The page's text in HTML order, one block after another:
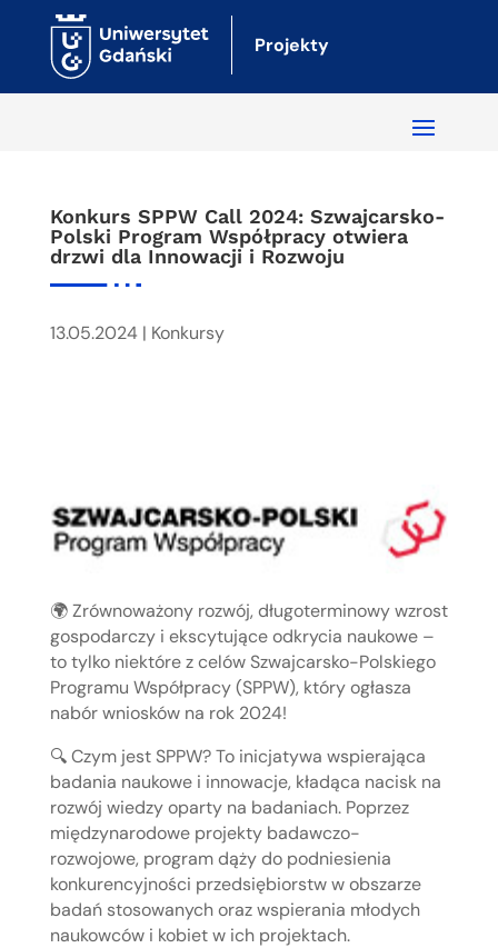
Projekty
Konkurs SPPW Call 2024: Szwajcarsko-
Polski Program Współpracy otwiera
drzwi dla Innowacji i Rozwoju
13.05.2024| Konkursy
🌍 Zrównoważony rozwój, długoterminowy wzrost
gospodarczy i ekscytujące odkrycia naukowe –
to tylko niektóre z celów Szwajcarsko-Polskiego
Programu Współpracy (SPPW), który ogłasza
nabór wniosków na rok 2024!
🔍 Czym jest SPPW? To inicjatywa wspierająca
badania naukowe i innowacje, kładąca nacisk na
rozwój wiedzy oparty na badaniach. Poprzez
międzynarodowe projekty badawczo-
rozwojowe, program dąży do podniesienia
konkurencyjności przedsiębiorstw w obszarze
badań stosowanych oraz wspierania młodych
naukowców i kobiet w ich projektach.